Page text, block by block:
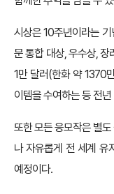
시상은 10주년이라는
문 통합 대상, 우수상,
1만 달러(한화 약 1370
이템을 수여하는 등 전
또한 모든 응모작은 별
나 자유롭게 전 세계 유
예정이다.